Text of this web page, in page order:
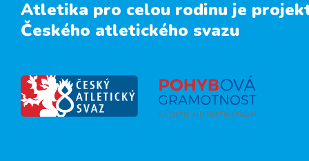
Atletika pro celou rodinu je
Českého atletického svazu